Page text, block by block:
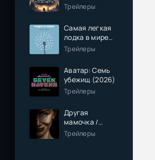
Трейлеры
Самая легкая
лодка в мире
(2026)
Трейлеры
Аватар: Семь
убежищ (2026)
Трейлеры
Другая
мамочка /
Чужая мама
(2026)
Трейлеры